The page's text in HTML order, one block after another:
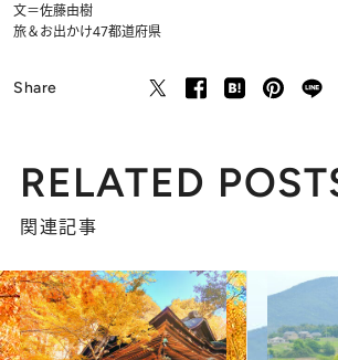
文＝佐藤由樹
旅＆お出かけ47都道府県
Share
RELATED
関連記事